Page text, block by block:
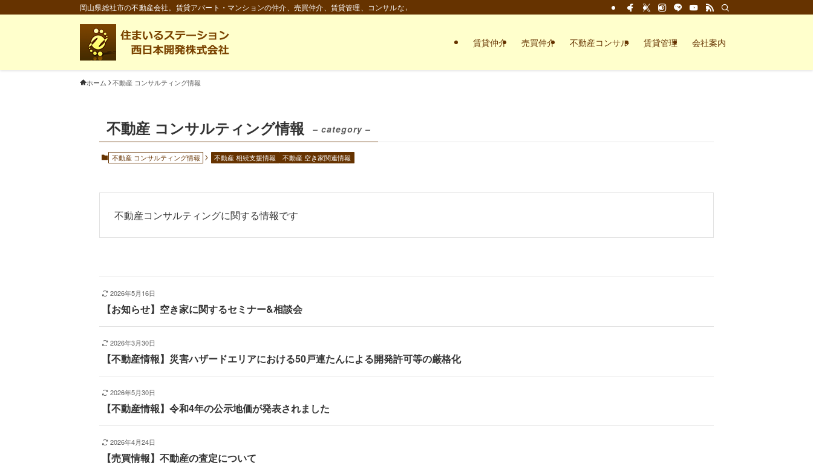
岡山県総社市の不動産会社。賃貸アパート・マンションの仲介、売買仲介、賃貸管理、コンサルなど。
賃貸仲介 売買仲介 不動産コンサル 賃貸管理 会社案内
ホーム 不動産 コンサルティング情報
不動産 コンサルティング情報 – category –
不動産 コンサルティング情報 不動産 相続支援情報 不動産 空き家関連情報
不動産コンサルティングに関する情報です
2026年5月16日
【お知らせ】空き家に関するセミナー&相談会
2026年3月30日
【不動産情報】災害ハザードエリアにおける50戸連たんによる開発許可等の厳格化
2026年5月30日
【不動産情報】令和4年の公示地価が発表されました
2026年4月24日
【売買情報】不動産の査定について